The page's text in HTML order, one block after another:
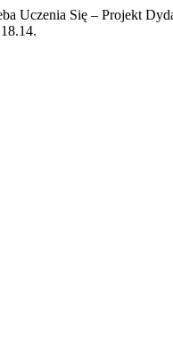
Uczenia Się – Projekt